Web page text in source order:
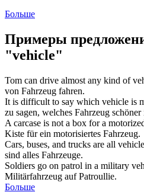
Больше
Примеры
"vehicle"
Tom can drive almost any kind of
von Fahrzeug fahren.
It is difficult to say which vehicle is
zu sagen, welches Fahrzeug schöner
A carcase is not a box for a
Kiste für ein motorisiertes Fahrzeug.
Cars, buses, and trucks are all
sind alles Fahrzeuge.
Soldiers go on patrol in a military
Militärfahrzeug auf Patroullie.
Больше